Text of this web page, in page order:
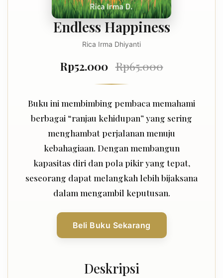
Endless Happiness
Rica Irma Dhiyanti
Rp52.000 Rp65.000
Buku ini membimbing pembaca memahami
berbagai “ranjau kehidupan” yang sering
menghambat perjalanan menuju
kebahagiaan. Dengan membangun
kapasitas diri dan pola pikir yang tepat,
seseorang dapat melangkah lebih bijaksana
dalam mengambil keputusan.
Beli Buku Sekarang
Deskripsi